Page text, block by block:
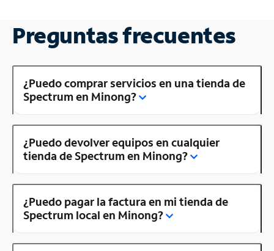
Preguntas frecuentes
¿Puedo comprar servicios en una tienda de
Spectrum en Minong?
¿Puedo devolver equipos en cualquier
tienda de Spectrum en Minong?
¿Puedo pagar la factura en mi tienda de
Spectrum local en Minong?